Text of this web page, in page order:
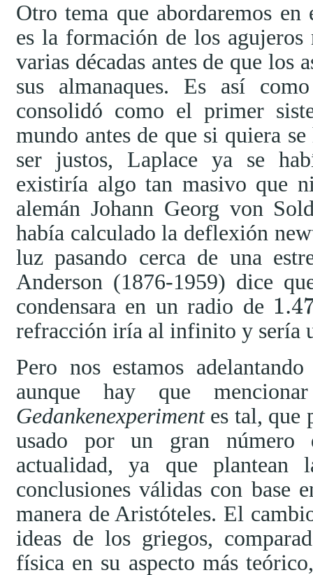
Otro tema que abordaremos
es la formación de los
varias décadas antes de que los
sus almanaques. Es así
consolidó como el primer
mundo antes de que si quiera
ser justos, Laplace ya se
existiría algo tan masivo que
alemán Johann Georg von
había calculado la deflexión
luz pasando cerca de una
Anderson (1876-1959) dice
condensara en un radio de
1.47km
refracción iría al infinito y sería
Pero nos estamos
aunque hay que
Gedankenexperimentes tal, que
usado por un gran
actualidad, ya que
conclusiones válidas con base
manera de Aristóteles. El
ideas de los griegos,
física en su aspecto más